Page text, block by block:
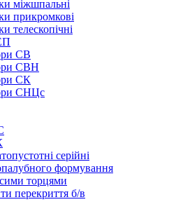
міжшпальні
прикромкові
телескопічні
СВ
СВН
СК
СНЦс
серійні
формування
торцями
перекриття б/в